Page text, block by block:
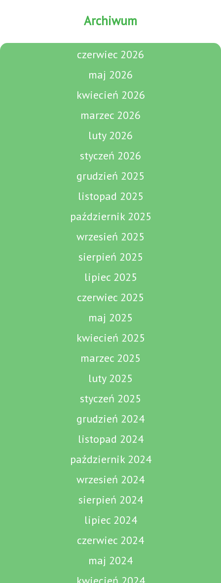
Archiwum
czerwiec 2026
maj 2026
kwiecień 2026
marzec 2026
luty 2026
styczeń 2026
grudzień 2025
listopad 2025
październik 2025
wrzesień 2025
sierpień 2025
lipiec 2025
czerwiec 2025
maj 2025
kwiecień 2025
marzec 2025
luty 2025
styczeń 2025
grudzień 2024
listopad 2024
październik 2024
wrzesień 2024
sierpień 2024
lipiec 2024
czerwiec 2024
maj 2024